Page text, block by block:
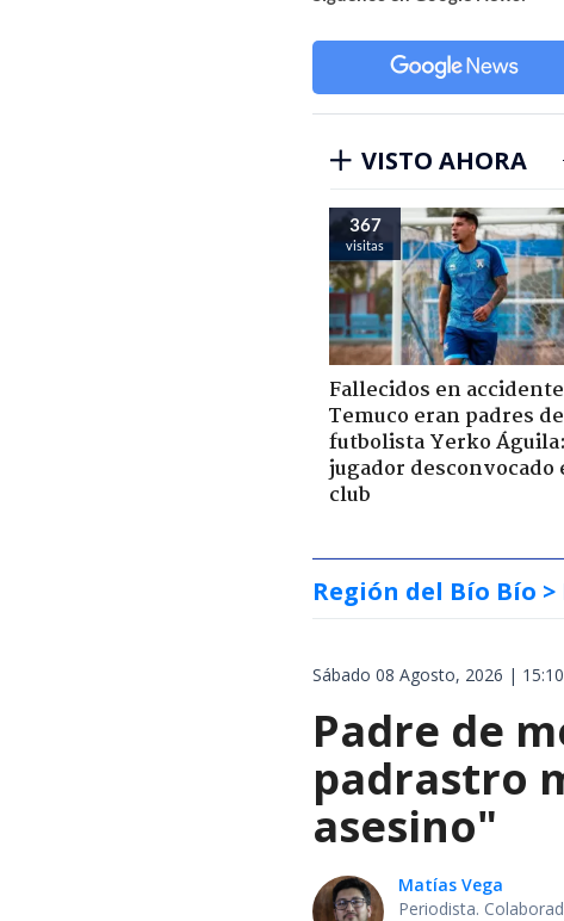
VISTO AHORA
367
visitas
Fallecidos en
Temuco eran padres de
futbolista Yerko Águila:
jugador desconvocado
club
Región del Bío Bío
Sábado 08 Agosto, 2026 | 15:10
Padre de
padrastro
asesino"
Matías Vega
Periodista.